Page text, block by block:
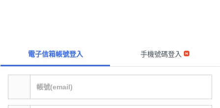
電子信箱帳號登入 手機號碼登入